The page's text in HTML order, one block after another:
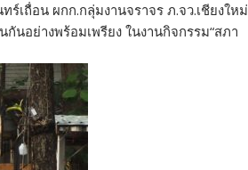
เถื่อน ผกก.กลุ่มงานจราจร ภ.จว.เชียงใหม่
นอย่างพร้อมเพรียง ในงานกิจกรรม“สภา